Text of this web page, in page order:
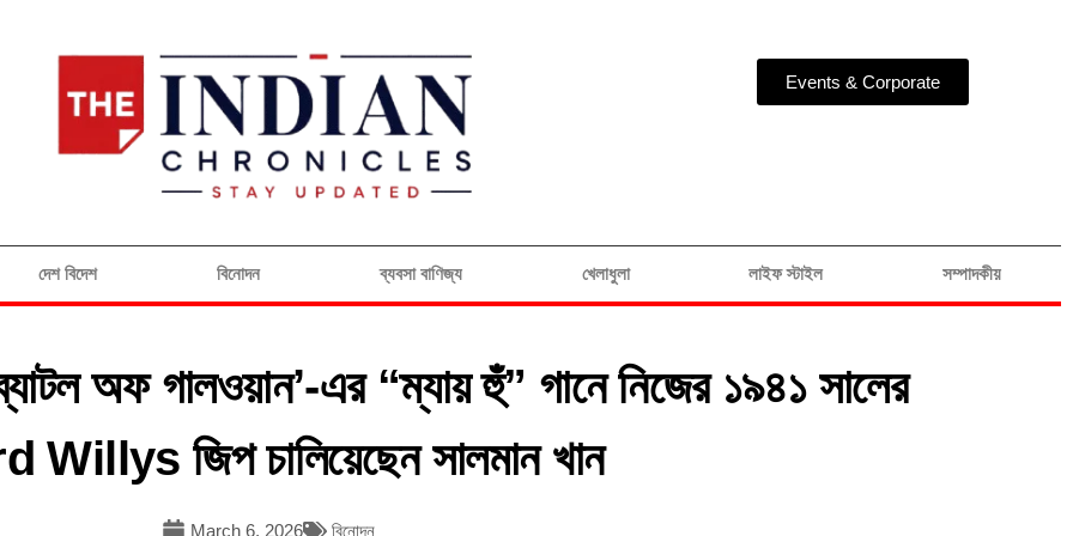
Events & Corporate
দেশ বিদেশ বিনোদন ব্যবসা বাণিজ্য খেলাধুলা লাইফ স্টাইল সম্পাদকীয়
অফ গালওয়ান’-এর “ম্যায় হুঁ” গানে নিজের ১৯৪১ সালের
Willys জিপ চালিয়েছেন সালমান খান
March 6, 2026 বিনোদন